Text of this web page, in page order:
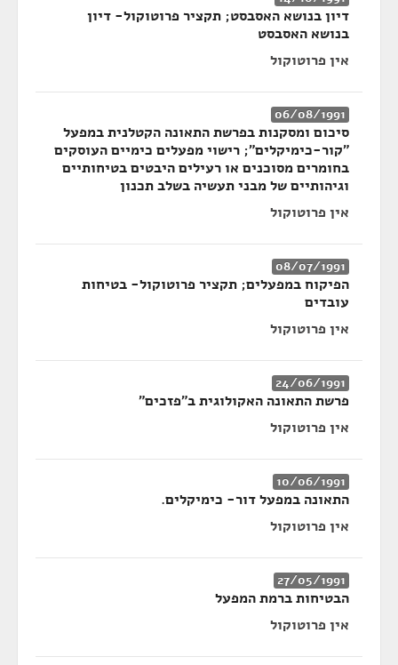
דיון בנושא האסבסט; תקציר פרוטוקול- דיון
בנושא האסבסט
אין פרוטוקול
06/08/1991
סיכום ומסקנות בפרשת התאונה הקטלנית במפעל
"קור-כימיקלים"; רישוי מפעלים כימיים העוסקים
בחומרים מסוכנים או רעילים היבטים בטיחותיים
וגיהותיים של מבני תעשיה בשלב תכנון
אין פרוטוקול
08/07/1991
הפיקוח במפעלים; תקציר פרוטוקול- בטיחות
עובדים
אין פרוטוקול
24/06/1991
פרשת התאונה האקולוגית ב״פזכים״
אין פרוטוקול
10/06/1991
התאונה במפעל דור- כימיקלים.
אין פרוטוקול
27/05/1991
הבטיחות ברמת המפעל
אין פרוטוקול